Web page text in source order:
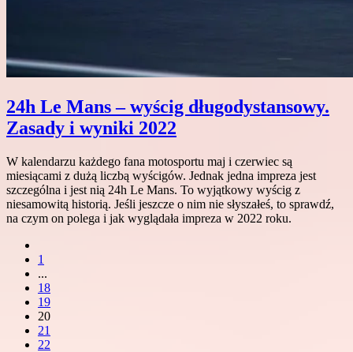
24h Le Mans – wyścig długodystansowy.
Zasady i wyniki 2022
W kalendarzu każdego fana motosportu maj i czerwiec są
miesiącami z dużą liczbą wyścigów. Jednak jedna impreza jest
szczególna i jest nią 24h Le Mans. To wyjątkowy wyścig z
niesamowitą historią. Jeśli jeszcze o nim nie słyszałeś, to sprawdź,
na czym on polega i jak wyglądała impreza w 2022 roku.
1
...
18
19
20
21
22